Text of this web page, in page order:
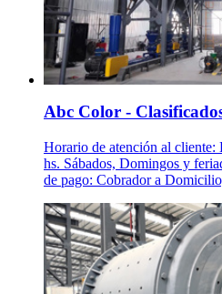
Abc Color -
Horario de atención al cliente:
hs. Sábados, Domingos y
de pago: Cobrador a